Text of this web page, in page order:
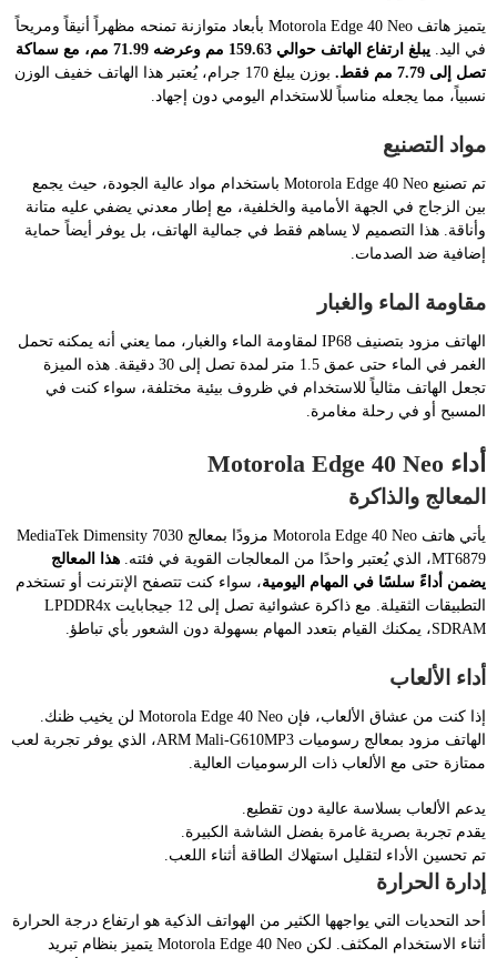
يتميز هاتف Motorola Edge 40 Neo بأبعاد متوازنة تمنحه مظهراً أنيقاً ومريحاً
في اليد.
يبلغ ارتفاع الهاتف حوالي 159.63 مم وعرضه 71.99 مم، مع سماكة
تصل إلى 7.79 مم فقط.
بوزن يبلغ 170 جرام، يُعتبر هذا الهاتف خفيف الوزن
نسبياً، مما يجعله مناسباً للاستخدام اليومي دون إجهاد.
مواد التصنيع
تم تصنيع Motorola Edge 40 Neo باستخدام مواد عالية الجودة، حيث يجمع
بين الزجاج في الجهة الأمامية والخلفية، مع إطار معدني يضفي عليه متانة
وأناقة. هذا التصميم لا يساهم فقط في جمالية الهاتف، بل يوفر أيضاً حماية
إضافية ضد الصدمات.
مقاومة الماء والغبار
الهاتف مزود بتصنيف IP68 لمقاومة الماء والغبار، مما يعني أنه يمكنه تحمل
الغمر في الماء حتى عمق 1.5 متر لمدة تصل إلى 30 دقيقة. هذه الميزة
تجعل الهاتف مثالياً للاستخدام في ظروف بيئية مختلفة، سواء كنت في
المسبح أو في رحلة مغامرة.
أداء Motorola Edge 40 Neo
المعالج والذاكرة
يأتي هاتف Motorola Edge 40 Neo مزودًا بمعالج MediaTek Dimensity 7030
MT6879، الذي يُعتبر واحدًا من المعالجات القوية في فئته.
هذا المعالج
يضمن أداءً سلسًا في المهام اليومية، سواء كنت تتصفح الإنترنت أو تستخدم
التطبيقات الثقيلة. مع ذاكرة عشوائية تصل إلى 12 جيجابايت LPDDR4x
SDRAM، يمكنك القيام بتعدد المهام بسهولة دون الشعور بأي تباطؤ.
أداء الألعاب
إذا كنت من عشاق الألعاب، فإن Motorola Edge 40 Neo لن يخيب ظنك.
الهاتف مزود بمعالج رسوميات ARM Mali-G610MP3، الذي يوفر تجربة لعب
ممتازة حتى مع الألعاب ذات الرسوميات العالية.
يدعم الألعاب بسلاسة عالية دون تقطيع.
يقدم تجربة بصرية غامرة بفضل الشاشة الكبيرة.
تم تحسين الأداء لتقليل استهلاك الطاقة أثناء اللعب.
إدارة الحرارة
أحد التحديات التي يواجهها الكثير من الهواتف الذكية هو ارتفاع درجة الحرارة
أثناء الاستخدام المكثف. لكن Motorola Edge 40 Neo يتميز بنظام تبريد